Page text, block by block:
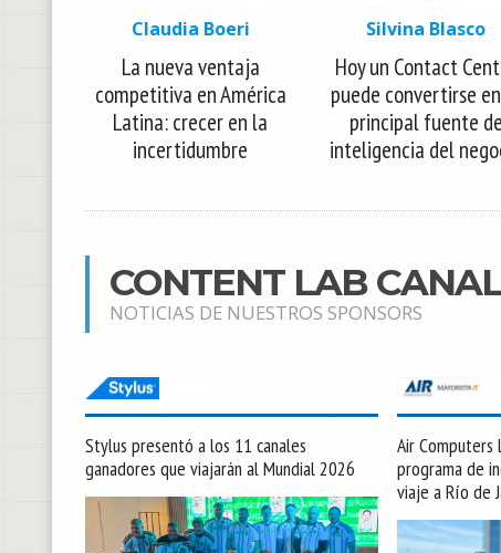
Claudia Boeri
La nueva ventaja
competitiva en América
Latina: crecer en la
incertidumbre
Silvina Blasco
Hoy un Contact
puede convertirse
principal fuente de
inteligencia del
CONTENT LAB
NOTICIAS DE NUESTROS SPONSORS
Stylus presentó a los 11 canales
ganadores que viajarán al Mundial 2026
Air Computers
programa de
viaje a Río de